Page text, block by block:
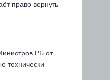
право вернуть
РБ от
технически